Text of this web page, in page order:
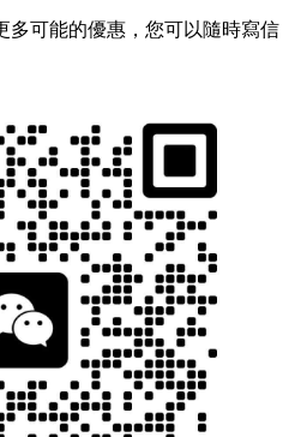
多可能的優惠，您可以隨時寫信